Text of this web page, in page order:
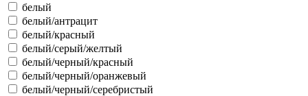
белый
белый/антрацит
белый/красный
белый/серый/желтый
белый/черный/красный
белый/черный/оранжевый
белый/черный/серебристый